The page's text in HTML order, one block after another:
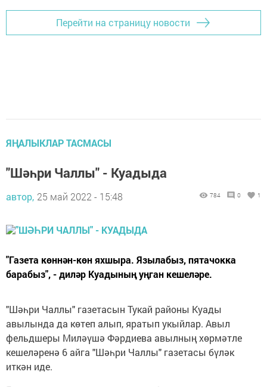
Перейти на страницу новости
ЯҢАЛЫКЛАР ТАСМАСЫ
"Шәһри Чаллы" - Куадыда
автор, 25 май 2022 - 15:48 784 0 1
"Газета көннән-көн яхшыра. Язылабыз, пятачокка
барабыз", - диләр Куадының уңган кешеләре.
"Шәһри Чаллы" газетасын Тукай районы Куады
авылында да көтеп алып, яратып укыйлар. Авыл
фельдшеры Миләүшә Фәрдиева авылның хөрмәтле
кешеләренә 6 айга "Шәһри Чаллы" газетасы бүләк
иткән иде.